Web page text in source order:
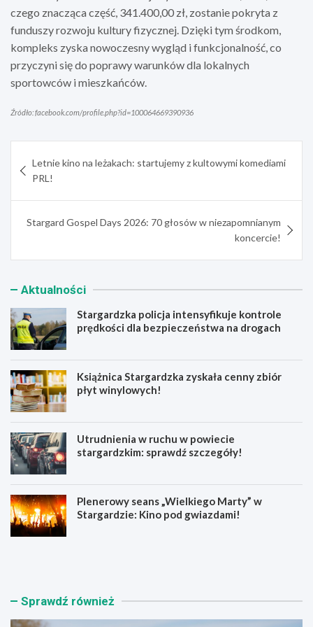
czego znacząca część, 341.400,00 zł, zostanie pokryta z
funduszy rozwoju kultury fizycznej. Dzięki tym środkom,
kompleks zyska nowoczesny wygląd i funkcjonalność, co
przyczyni się do poprawy warunków dla lokalnych
sportowców i mieszkańców.
Źródło: facebook.com/profile.php?id=100064669390936
wpisu
Letnie kino na leżakach: startujemy z kultowymi komediami
PRL!
Stargard Gospel Days 2026: 70 głosów w niezapomnianym
koncercie!
Aktualności
Stargardzka policja intensyfikuje kontrole
prędkości dla bezpieczeństwa na drogach
Książnica Stargardzka zyskała cenny zbiór
płyt winylowych!
Utrudnienia w ruchu w powiecie
stargardzkim: sprawdź szczegóły!
Plenerowy seans „Wielkiego Marty” w
Stargardzie: Kino pod gwiazdami!
S
a
K
n Sprawdź również